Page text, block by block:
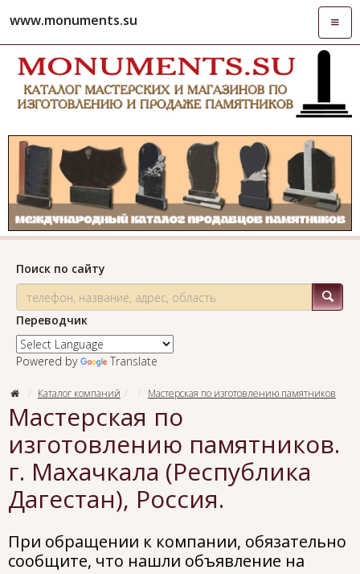
www.monuments.su
Поиск по сайту
Переводчик
Powered by Translate
Каталог компаний Мастерская по изготовлению памятников
Мастерская по
изготовлению памятников.
г. Махачкала (Республика
Дагестан), Россия.
При обращении к компании, обязательно
сообщите, что нашли объявление на